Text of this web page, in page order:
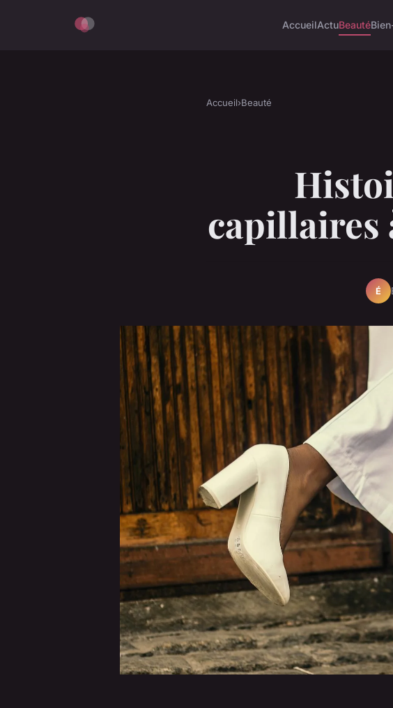
AccueilActuBeauté
Accueil›Beauté
capillaires
É